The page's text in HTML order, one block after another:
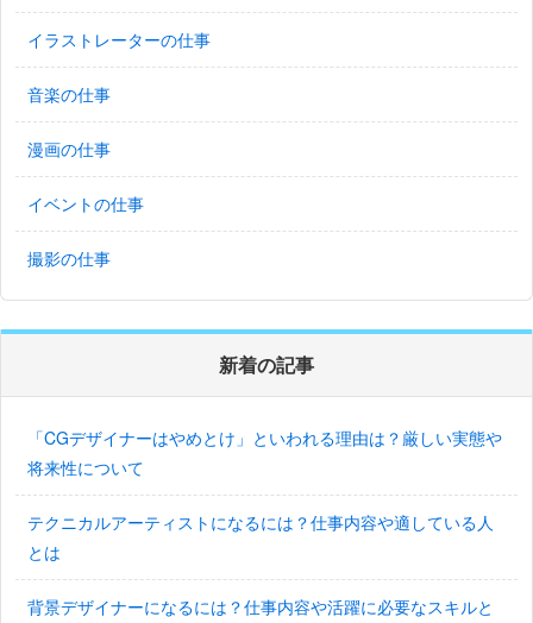
イラストレーターの仕事
音楽の仕事
漫画の仕事
イベントの仕事
撮影の仕事
新着の記事
「CGデザイナーはやめとけ」といわれる理由は？厳しい実態や
将来性について
テクニカルアーティストになるには？仕事内容や適している人
とは
背景デザイナーになるには？仕事内容や活躍に必要なスキルと